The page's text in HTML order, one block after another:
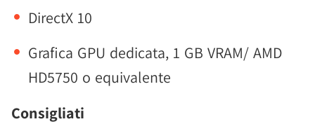
DirectX 10
Grafica GPU dedicata, 1 GB VRAM/ AMD
HD5750 o equivalente
Consigliati